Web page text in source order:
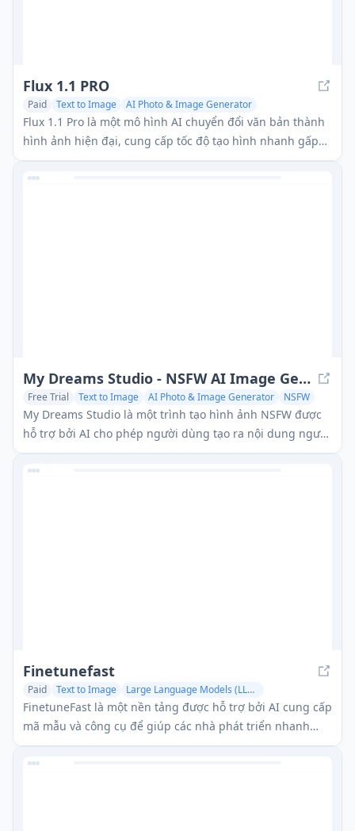
Flux 1.1 PRO
Paid Text to Image
AI Photo & Image Generator
AI Illustration Generator
Flux 1.1 Pro là một mô hình AI chuyển đổi văn bản thành
hình ảnh hiện đại, cung cấp tốc độ tạo hình nhanh gấp
sáu lần so với phiên bản trước trong khi cung cấp chất
lượng hình ảnh vượt trội, tuân thủ yêu cầu và sự đa dạng
My Dreams Studio - NSFW AI Image Generator
Free Trial Text to Image AI Photo & Image Generator NSFW
My Dreams Studio là một trình tạo hình ảnh NSFW được
hỗ trợ bởi AI cho phép người dùng tạo ra nội dung người
lớn tùy chỉnh thông qua các gợi ý văn bản và các công cụ
chỉnh sửa hình ảnh.
Finetunefast
Paid Text to Image Large Language Models (LLMs)
FinetuneFast là một nền tảng được hỗ trợ bởi AI cung cấp
mã mẫu và công cụ để giúp các nhà phát triển nhanh
chóng tinh chỉnh, triển khai và mở rộng các mô hình học
máy.